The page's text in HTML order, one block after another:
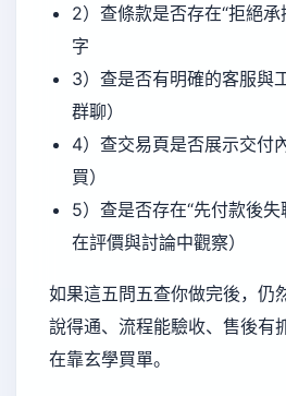
2）查條款是否存在“拒絕
字
3）查是否有明確的客服與
群聊）
4）查交易頁是否展示交付
買）
5）查是否存在“先付款後
在評價與討論中觀察）
如果這五問五查你做完後，仍
說得通、流程能驗收、售後有
在靠玄學買單。